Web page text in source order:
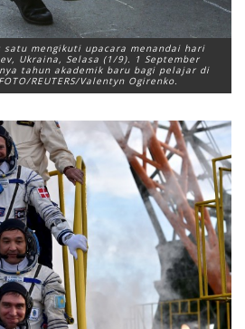
satu mengikuti upacara menandai hari
Ukraina, Selasa (1/9). 1 September
tahun akademik baru bagi pelajar di
REUTERS/Valentyn Ogirenko.